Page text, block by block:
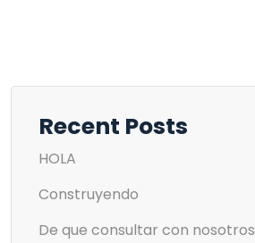
Recent Posts
HOLA
Construyendo
De que consultar con nosotros